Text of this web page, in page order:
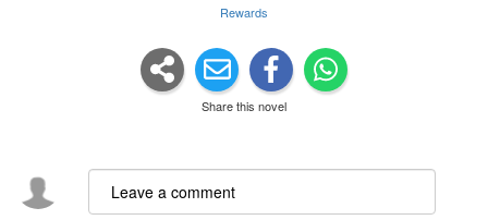
Rewards
Share this novel